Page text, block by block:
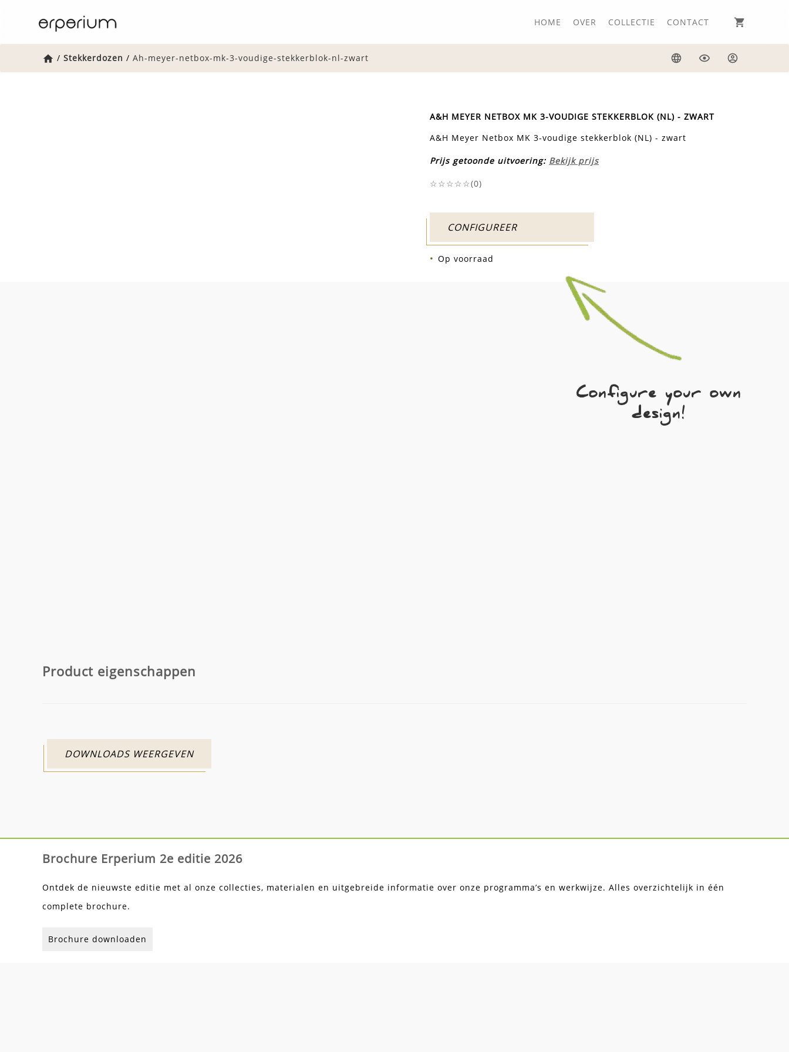
HOME OVER COLLECTIE CONTACT
Home
/ Stekkerdozen / Ah-meyer-netbox-mk-3-voudige-stekkerblok-nl-zwart
A&H MEYER NETBOX MK 3-VOUDIGE STEKKERBLOK (NL) - ZWART
A&H Meyer Netbox MK 3-voudige stekkerblok (NL) - zwart
Prijs getoonde uitvoering: Bekijk prijs
☆☆☆☆☆(0)
CONFIGUREER
Op voorraad
Configure your own
design!
Product eigenschappen
DOWNLOADS WEERGEVEN
Brochure Erperium 2e editie 2026
Ontdek de nieuwste editie met al onze collecties, materialen en uitgebreide informatie over onze programma’s en werkwijze. Alles overzichtelijk in één
complete brochure.
Brochure downloaden